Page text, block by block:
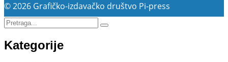
© 2026 Grafičko-izdavačko društvo Pi-press
Kategorije